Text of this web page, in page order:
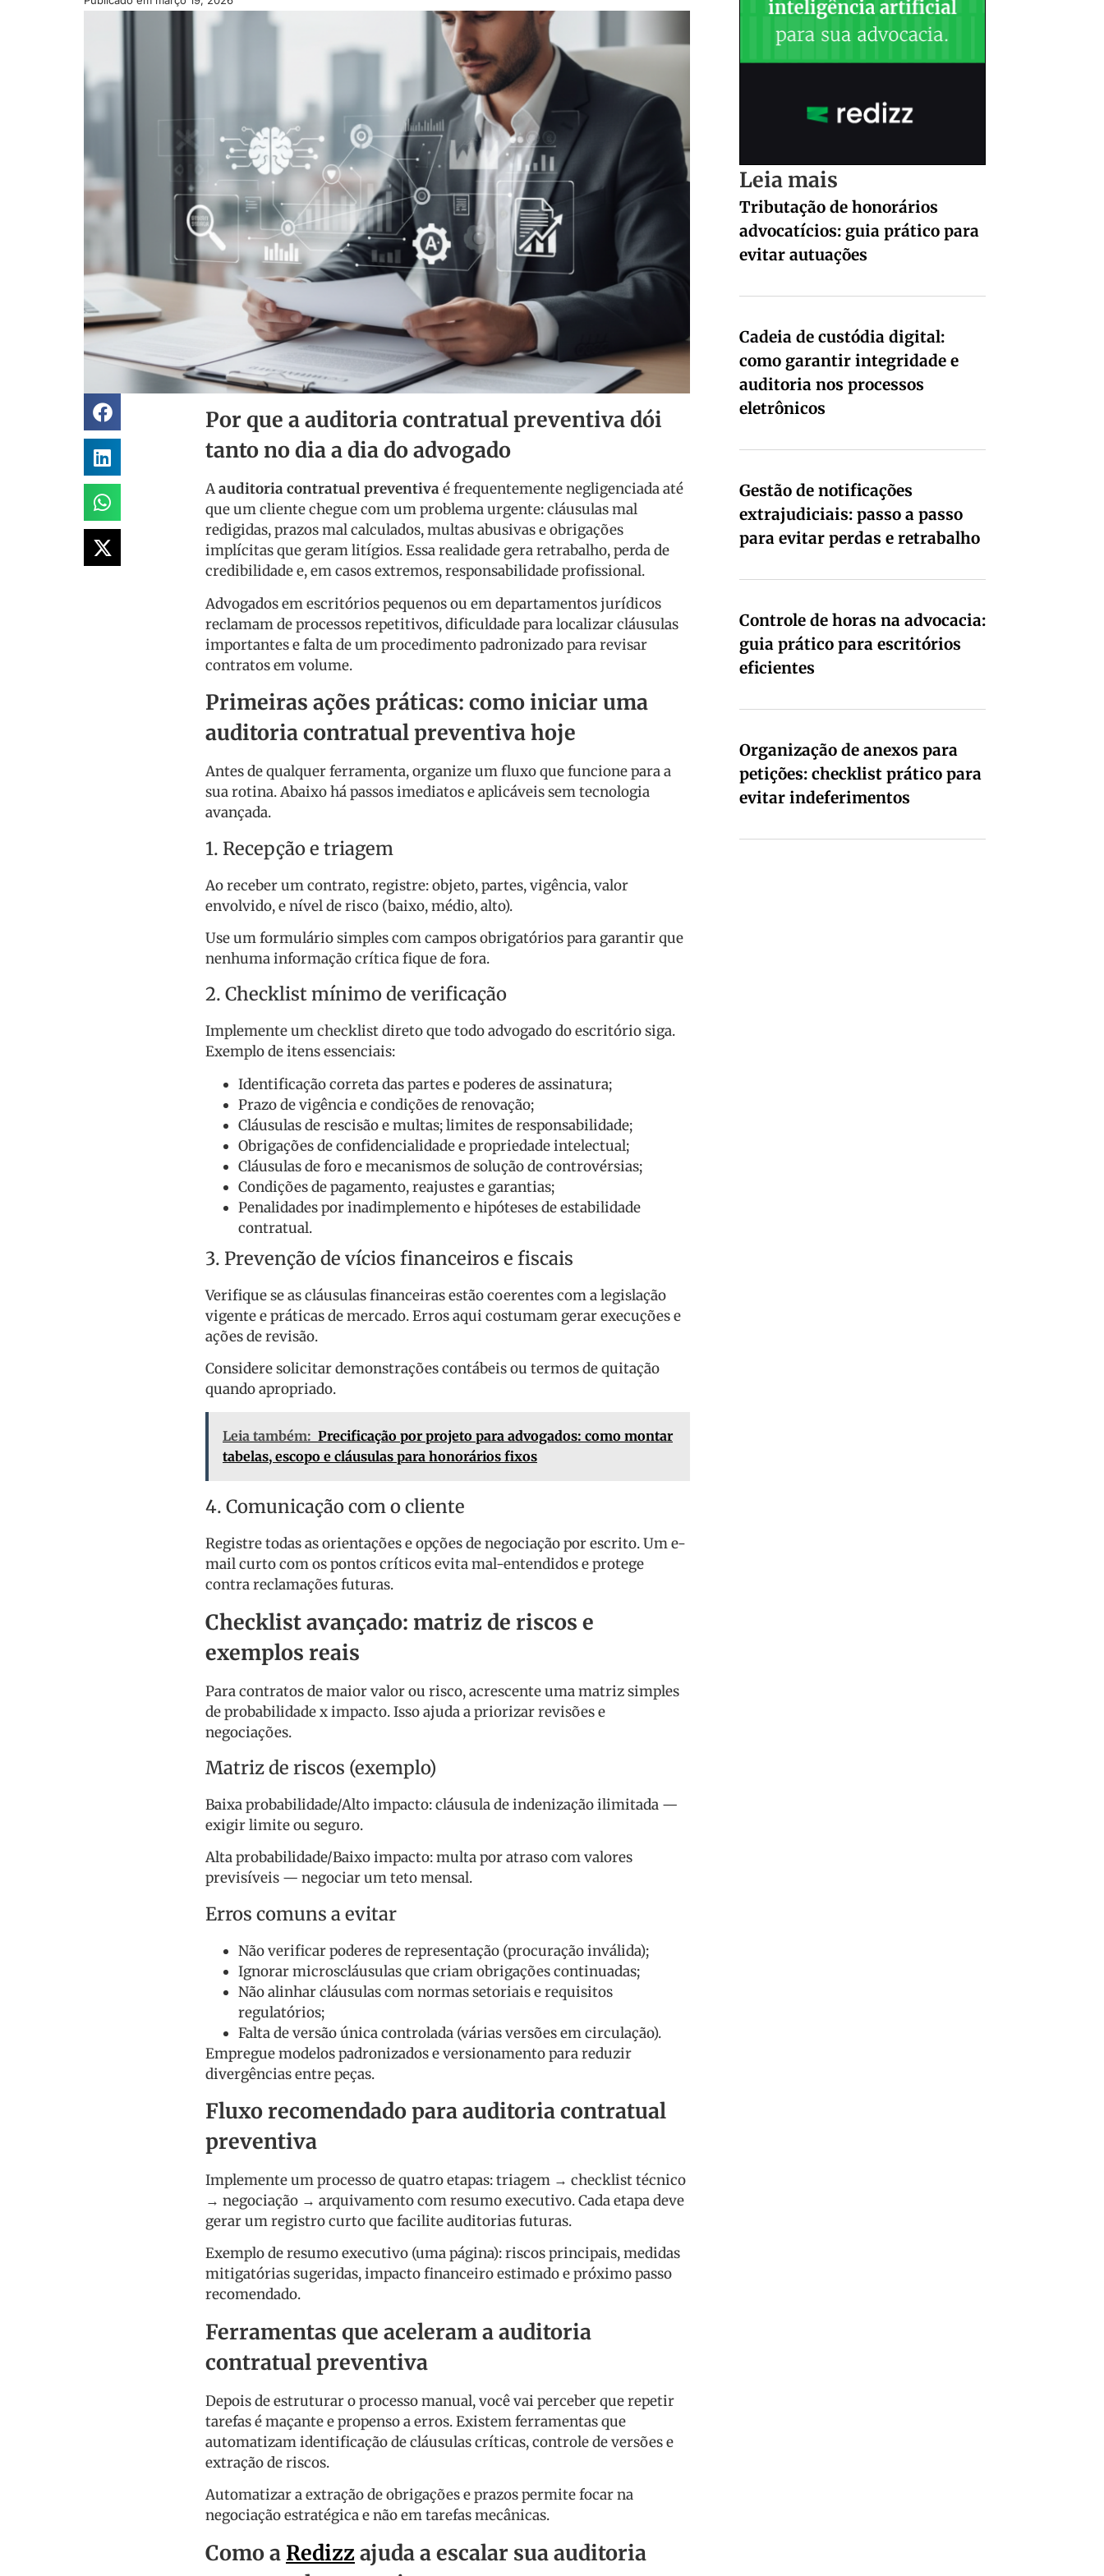
Por que a auditoria contratual preventiva dói
tanto no dia a dia do advogado
Aauditoria contratual preventivaé frequentemente negligenciada até
que um cliente chegue com um problema urgente: cláusulas mal
redigidas, prazos mal calculados, multas abusivas e obrigações
implícitas que geram litígios. Essa realidade gera retrabalho, perda de
credibilidade e, em casos extremos, responsabilidade profissional.
Advogados em escritórios pequenos ou em departamentos jurídicos
reclamam de processos repetitivos, dificuldade para localizar cláusulas
importantes e falta de um procedimento padronizado para revisar
contratos em volume.
Primeiras ações práticas: como iniciar uma
auditoria contratual preventiva hoje
Antes de qualquer ferramenta, organize um fluxo que funcione para a
sua rotina. Abaixo há passos imediatos e aplicáveis sem tecnologia
avançada.
1. Recepção e triagem
Ao receber um contrato, registre: objeto, partes, vigência, valor
envolvido, e nível de risco (baixo, médio, alto).
Use um formulário simples com campos obrigatórios para garantir que
nenhuma informação crítica fique de fora.
2. Checklist mínimo de verificação
Implemente um checklist direto que todo advogado do escritório siga.
Exemplo de itens essenciais:
Identificação correta das partes e poderes de assinatura;
Prazo de vigência e condições de renovação;
Cláusulas de rescisão e multas; limites de responsabilidade;
Obrigações de confidencialidade e propriedade intelectual;
Cláusulas de foro e mecanismos de solução de controvérsias;
Condições de pagamento, reajustes e garantias;
Penalidades por inadimplemento e hipóteses de estabilidade
contratual.
3. Prevenção de vícios financeiros e fiscais
Verifique se as cláusulas financeiras estão coerentes com a legislação
vigente e práticas de mercado. Erros aqui costumam gerar execuções e
ações de revisão.
Considere solicitar demonstrações contábeis ou termos de quitação
quando apropriado.
Leia também: Precificação por projeto para advogados: como montar
tabelas, escopo e cláusulas para honorários fixos
4. Comunicação com o cliente
Registre todas as orientações e opções de negociação por escrito. Um e-
mail curto com os pontos críticos evita mal-entendidos e protege
contra reclamações futuras.
Checklist avançado: matriz de riscos e
exemplos reais
Para contratos de maior valor ou risco, acrescente uma matriz simples
de probabilidade x impacto. Isso ajuda a priorizar revisões e
negociações.
Matriz de riscos (exemplo)
Baixa probabilidade/Alto impacto: cláusula de indenização ilimitada —
exigir limite ou seguro.
Alta probabilidade/Baixo impacto: multa por atraso com valores
previsíveis — negociar um teto mensal.
Erros comuns a evitar
Não verificar poderes de representação (procuração inválida);
Ignorar microscláusulas que criam obrigações continuadas;
Não alinhar cláusulas com normas setoriais e requisitos
regulatórios;
Falta de versão única controlada (várias versões em circulação).
Empregue modelos padronizados e versionamento para reduzir
divergências entre peças.
Fluxo recomendado para auditoria contratual
preventiva
Implemente um processo de quatro etapas: triagem → checklist técnico
→ negociação → arquivamento com resumo executivo. Cada etapa deve
gerar um registro curto que facilite auditorias futuras.
Exemplo de resumo executivo (uma página): riscos principais, medidas
mitigatórias sugeridas, impacto financeiro estimado e próximo passo
recomendado.
Ferramentas que aceleram a auditoria
contratual preventiva
Depois de estruturar o processo manual, você vai perceber que repetir
tarefas é maçante e propenso a erros. Existem ferramentas que
automatizam identificação de cláusulas críticas, controle de versões e
extração de riscos.
Automatizar a extração de obrigações e prazos permite focar na
negociação estratégica e não em tarefas mecânicas.
Como a Redizzajuda a escalar sua auditoria
Leia mais
Tributação de honorários
advocatícios: guia prático para
evitar autuações
Cadeia de custódia digital:
como garantir integridade e
auditoria nos processos
eletrônicos
Gestão de notificações
extrajudiciais: passo a passo
para evitar perdas e retrabalho
Controle de horas na advocacia:
guia prático para escritórios
eficientes
Organização de anexos para
petições: checklist prático para
evitar indeferimentos